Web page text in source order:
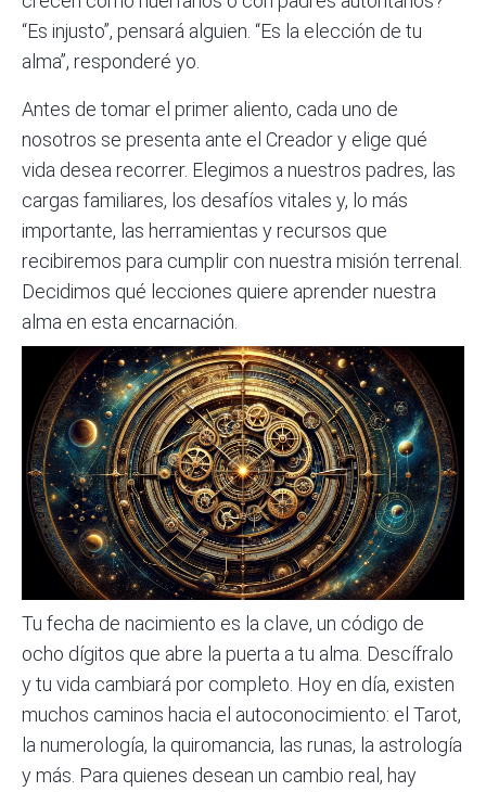
“Es injusto”, pensará alguien. “Es la elección de tu
alma”, responderé yo.
Antes de tomar el primer aliento, cada uno de
nosotros se presenta ante el Creador y elige qué
vida desea recorrer. Elegimos a nuestros padres, las
cargas familiares, los desafíos vitales y, lo más
importante, las herramientas y recursos que
recibiremos para cumplir con nuestra misión terrenal.
Decidimos qué lecciones quiere aprender nuestra
alma en esta encarnación.
Tu fecha de nacimiento es la clave, un código de
ocho dígitos que abre la puerta a tu alma. Descífralo
y tu vida cambiará por completo. Hoy en día, existen
muchos caminos hacia el autoconocimiento: el Tarot,
la numerología, la quiromancia, las runas, la astrología
y más. Para quienes desean un cambio real, hay